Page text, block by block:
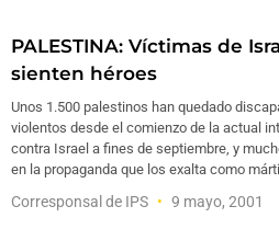
PALESTINA: Víctimas de
sienten héroes
Unos 1.500 palestinos han quedado
violentos desde el comienzo de la actual
contra Israel a fines de septiembre, y
en la propaganda que los exalta como
Corresponsal de IPS 9 mayo, 2001